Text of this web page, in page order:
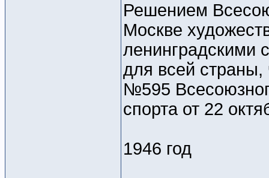
Решением
Москве
ленинградскими
для всей
№595
спорта от 22
1946 год